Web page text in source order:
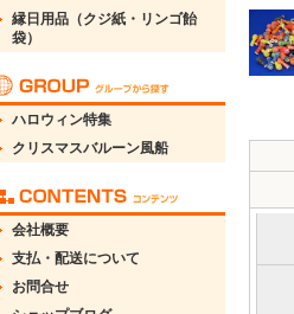
縁日用品（クジ紙・リンゴ飴
袋）
ハロウィン特集
クリスマスバルーン風船
会社概要
支払・配送について
お問合せ